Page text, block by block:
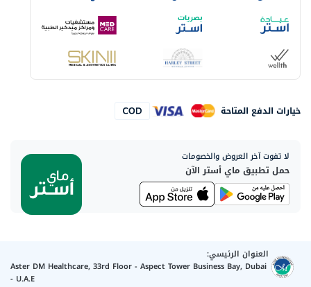
خيارات الدفع المتاحة
لا تفوت آخر العروض والخصومات
حمل تطبيق ماي أستر الآن
العنوان الرئيسي:
Aster DM Healthcare, 33rd Floor - Aspect Tower Business Bay, Dubai
- U.A.E